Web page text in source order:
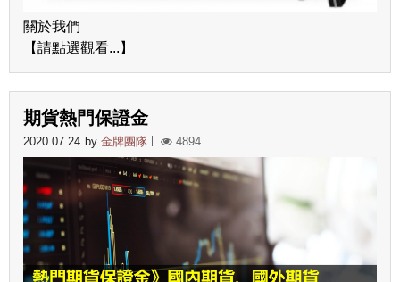
關於我們
【請點選觀看...】
期貨熱門保證金
2020.07.24 by 金牌團隊 4894